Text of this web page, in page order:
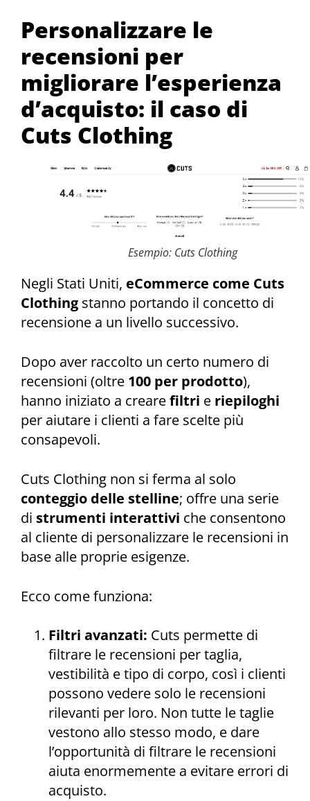
Personalizzare le
recensioni per
migliorare l’esperienza
d’acquisto: il caso di
Cuts Clothing
Esempio: Cuts Clothing
Negli Stati Uniti, eCommerce come Cuts
Clothing stanno portando il concetto di
recensione a un livello successivo.
Dopo aver raccolto un certo numero di
recensioni (oltre 100 per prodotto),
hanno iniziato a crearefiltri e riepiloghi
per aiutare i clienti a fare scelte più
consapevoli.
Cuts Clothing non si ferma al solo
conteggio delle stelline; offre una serie
di strumenti interattivi che consentono
al cliente di personalizzare le recensioni in
base alle proprie esigenze.
Ecco come funziona:
Filtri avanzati: Cuts permette di
filtrare le recensioni per taglia,
vestibilità e tipo di corpo, così i clienti
possono vedere solo le recensioni
rilevanti per loro. Non tutte le taglie
vestono allo stesso modo, e dare
l’opportunità di filtrare le recensioni
aiuta enormemente a evitare errori di
acquisto.